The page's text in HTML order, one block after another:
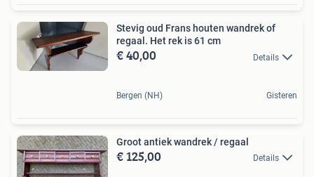
Stevig oud Frans houten wandrek of
regaal. Het rek is 61 cm
€ 40,00 Details
Bergen (NH) Gisteren
Groot antiek wandrek / regaal
€ 125,00 Details